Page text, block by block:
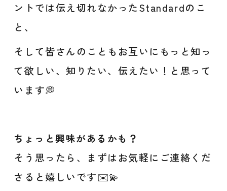
ントでは伝え切れなかったStandardのこ
と、
そして皆さんのこともお互いにもっと知っ
て欲しい、知りたい、伝えたい！と思って
います💭
ちょっと興味があるかも？
そう思ったら、まずはお気軽にご連絡くだ
さると嬉しいです✉️💫